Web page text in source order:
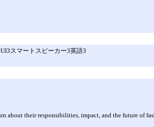
スマートスピーカー3英語3
about their responsibilities, impact, and the future of